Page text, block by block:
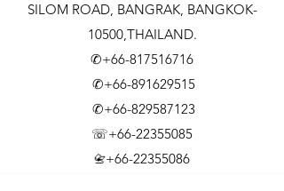
SILOM ROAD, BANGRAK, BANGKOK-
10500,THAILAND.
✆+66-817516716
✆+66-891629515
✆+66-829587123
☏+66-22355085
📇​+66-22355086